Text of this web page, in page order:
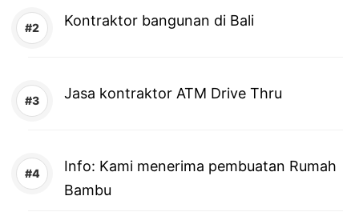
Kontraktor bangunan di Bali
Jasa kontraktor ATM Drive Thru
Info: Kami menerima pembuatan Rumah
Bambu